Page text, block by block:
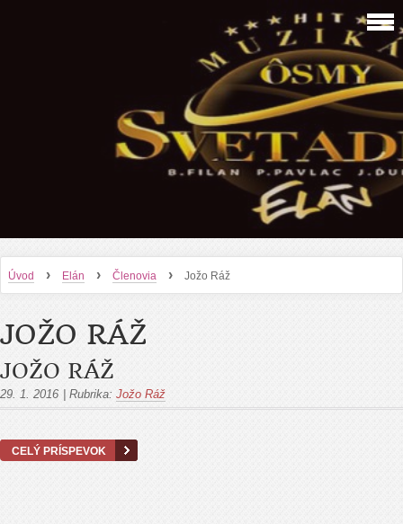
Úvod › Elán › Členovia › Jožo Ráž
JOŽO RÁŽ
JOŽO RÁŽ
29. 1. 2016 Rubrika: Jožo Ráž
CELÝ PRÍSPEVOK